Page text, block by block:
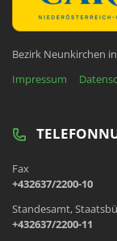
Bezirk Neunkirchen
Impressum
Fax
+432637/2200-10
Standesamt,
+432637/2200-11